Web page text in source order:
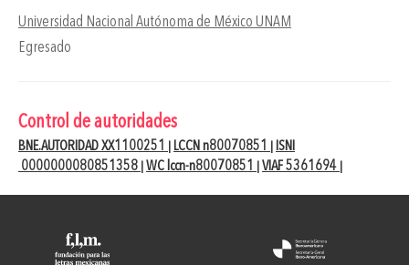
Universidad Nacional Autónoma de México UNAM
Egresado
Control de autoridades
BNE.AUTORIDAD XX1100251 LCCN n80070851
ISNI
0000000080851358 WC lccn-n80070851 VIAF 5361694